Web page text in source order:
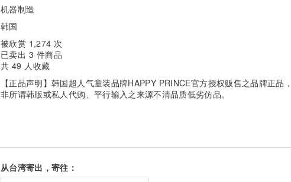
机器制造
韩国
被欣赏 1,274 次
已卖出 3 件商品
共 49 人收藏
【正品声明】韩国超人气童装品牌HAPPY PRINCE官方授权贩售之品牌正品，
非所谓韩版或私人代购、平行输入之来源不清品质低劣仿品。
从台湾寄出，寄往：